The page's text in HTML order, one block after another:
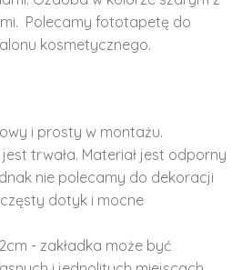
Polecamy fototapetę do
kosmetycznego.
i prosty w montażu.
trwała. Materiał jest odporny
nie polecamy do dekoracji
dotyk i mocne
- zakładka może być